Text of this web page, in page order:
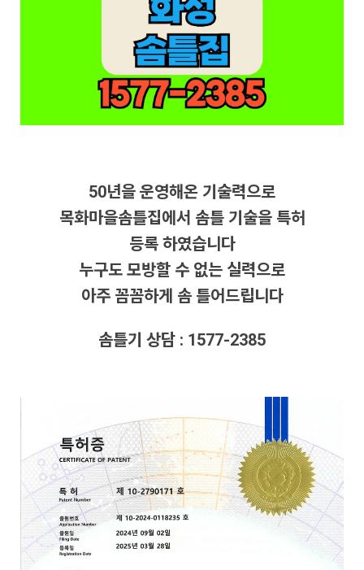
50년을 운영해온 기술력으로
목화마을솜틀집에서 솜틀 기술을 특허
등록 하였습니다
누구도 모방할 수 없는 실력으로
아주 꼼꼼하게 솜 틀어드립니다
솜틀기 상담 : 1577-2385